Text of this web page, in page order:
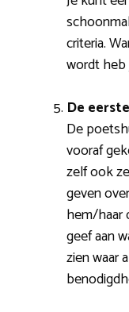
criteria.
wordt heb
De
De
vooraf
zelf ook
geven
hem/haar
geef aan
zien waar